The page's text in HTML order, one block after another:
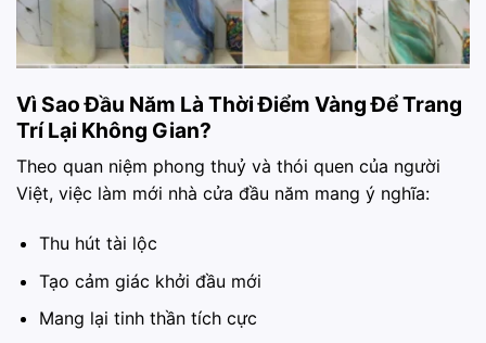
Vì Sao Đầu Năm Là Thời Điểm Vàng Để Trang
Trí Lại Không Gian?
Theo quan niệm phong thuỷ và thói quen của người
Việt, việc làm mới nhà cửa đầu năm mang ý nghĩa:
Thu hút tài lộc
Tạo cảm giác khởi đầu mới
Mang lại tinh thần tích cực